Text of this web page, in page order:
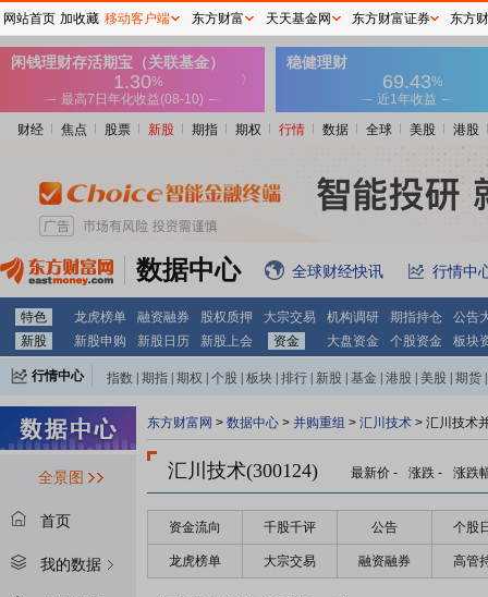
财经 焦点 股票 新股 期指 期权 行情 数据 全球 美股 港股
数据中心 全球财经快讯 行情中
特色 龙虎榜单 融资融券 股权质押 大宗交易 机构调研 期指持仓
公告
新股
新股申购 新股日历 新股上会 资金 大盘资金 个股资金 板块
行情中心 指数 期指 期权 个股 板块 排行 新股 基金 港股 美股 期货
全景图
首页
我的数据
东方财富网 > 数据中心 > 并购重组 > 汇川技术 > 汇川技术
汇川技术(300124) 最新价 - 涨跌 - 涨跌
资金流向 千股千评 公告 个股
龙虎榜单 大宗交易 融资融券 高管
网站首页 加收藏 移动客户端 东方财富 天天基金网 东方财富证券 东方